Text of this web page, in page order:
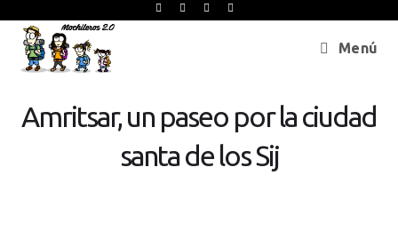
Menú
Amritsar, un paseo por la ciudad
santa de los Sij